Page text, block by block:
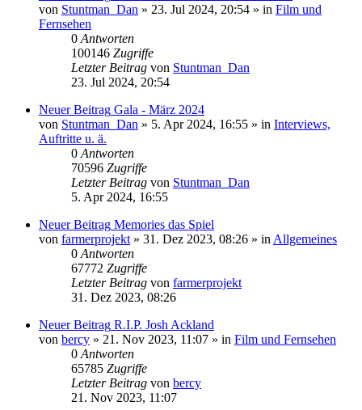
von Stuntman_Dan » 23. Jul 2024, 20:54 » in Film und
Fernsehen
0 Antworten
100146 Zugriffe
Letzter Beitrag von Stuntman_Dan
23. Jul 2024, 20:54
Neuer Beitrag Gala - März 2024
von Stuntman_Dan » 5. Apr 2024, 16:55 » in Interviews,
Auftritte u. ä.
0 Antworten
70596 Zugriffe
Letzter Beitrag von Stuntman_Dan
5. Apr 2024, 16:55
Neuer Beitrag Memories das Spiel
von farmerprojekt » 31. Dez 2023, 08:26 » in Allgemeines
0 Antworten
67772 Zugriffe
Letzter Beitrag von farmerprojekt
31. Dez 2023, 08:26
Neuer Beitrag R.I.P. Josh Ackland
von bercy » 21. Nov 2023, 11:07 » in Film und Fernsehen
0 Antworten
65785 Zugriffe
Letzter Beitrag von bercy
21. Nov 2023, 11:07